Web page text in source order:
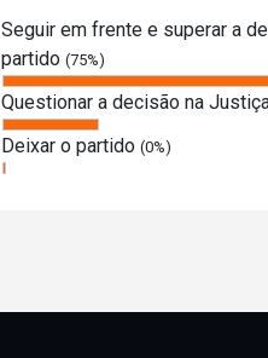
Seguir em frente e superar a
partido (75%)
Questionar a decisão na
Deixar o partido (0%)